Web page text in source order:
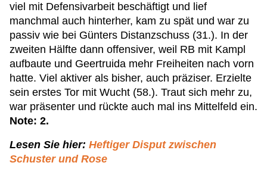
viel mit Defensivarbeit beschäftigt und lief
manchmal auch hinterher, kam zu spät und war zu
passiv wie bei Günters Distanzschuss (31.). In der
zweiten Hälfte dann offensiver, weil RB mit Kampl
aufbaute und Geertruida mehr Freiheiten nach vorn
hatte. Viel aktiver als bisher, auch präziser. Erzielte
sein erstes Tor mit Wucht (58.). Traut sich mehr zu,
war präsenter und rückte auch mal ins Mittelfeld ein.
Note: 2.
Lesen Sie hier: Heftiger Disput zwischen
Schuster und Rose